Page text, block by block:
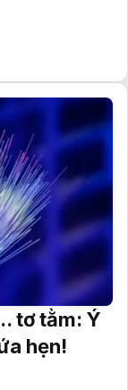
tơ tằm: Ý
hẹn!